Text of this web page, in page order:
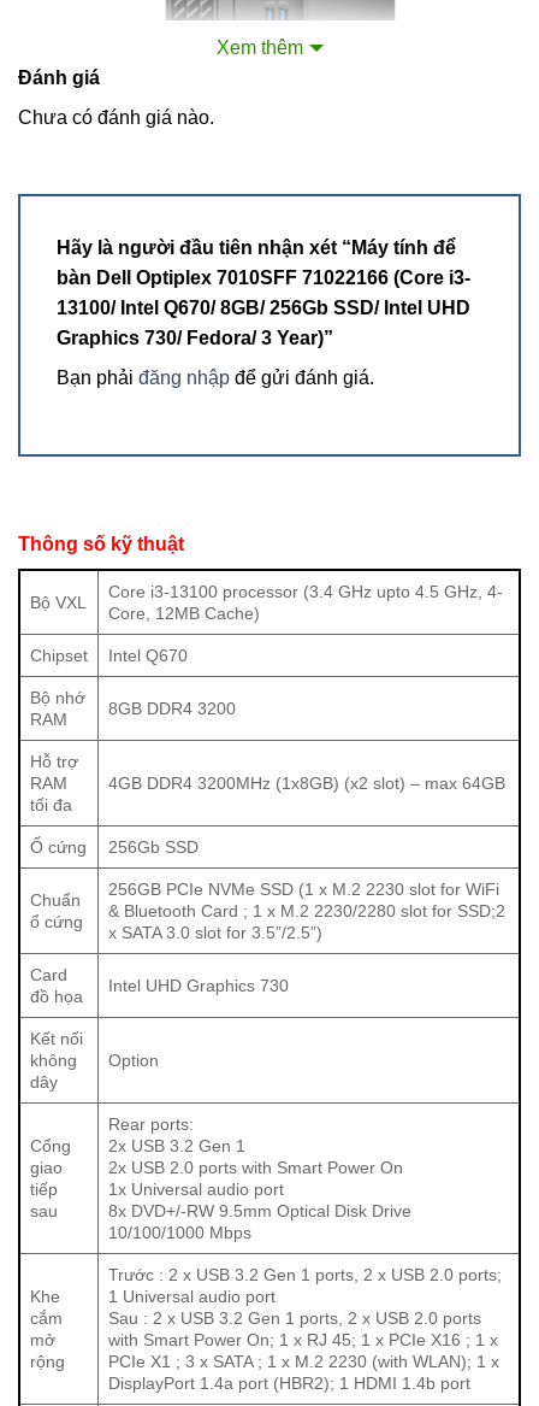
Bộ nhớ RAM và ổ cứng linh hoạt
ổ cứng SSD 256GB
không gian lưu trữ đủ cho các tệp tin và dữ liệu quan trọng
của bạn.
Tính năng đồ họa ưu việt
Máy tính Dell Optiplex 7010SFF được trang bị card đồ
họaIntel UHD Graphics 730, mang lại trải nghiệm đồ họa
mượt mà và chất lượng cao. Với hiệu năng đồ họa ưu việt,
bạn có thể làm việc với các phần mềm đồ họa, xem phim
HD và thực hiện một số tác vụ đồ họa nhẹ một cách mượt
mà.
Xem thêm
Đánh giá
Chưa có đánh giá nào.
Hãy là người đầu tiên nhận xét “Máy tính để
bàn Dell Optiplex 7010SFF 71022166 (Core i3-
13100/ Intel Q670/ 8GB/ 256Gb SSD/ Intel UHD
Graphics 730/ Fedora/ 3 Year)”
Bạn phải đăng nhập để gửi đánh giá.
Thông số kỹ thuật
Bộ VXL
Core i3-13100 processor (3.4 GHz upto 4.5 GHz, 4-
Core, 12MB Cache)
Chipset Intel Q670
Bộ nhớ
RAM
8GB DDR4 3200
Hỗ trợ
RAM
tối đa
4GB DDR4 3200MHz (1x8GB) (x2 slot) – max 64GB
Ổ cứng 256Gb SSD
Chuẩn
ổ cứng
256GB PCIe NVMe SSD (1 x M.2 2230 slot for WiFi
& Bluetooth Card ; 1 x M.2 2230/2280 slot for SSD;2
x SATA 3.0 slot for 3.5”/2.5”)
Card
đồ họa
Intel UHD Graphics 730
Kết nối
không
dây
Option
Cổng
giao
tiếp
sau
Rear ports:
2x USB 3.2 Gen 1
2x USB 2.0 ports with Smart Power On
1x Universal audio port
8x DVD+/-RW 9.5mm Optical Disk Drive
10/100/1000 Mbps
Khe
cắm
mở
rộng
Trước : 2 x USB 3.2 Gen 1 ports, 2 x USB 2.0 ports;
1 Universal audio port
Sau : 2 x USB 3.2 Gen 1 ports, 2 x USB 2.0 ports
with Smart Power On; 1 x RJ 45; 1 x PCIe X16 ; 1 x
PCIe X1 ; 3 x SATA ; 1 x M.2 2230 (with WLAN); 1 x
DisplayPort 1.4a port (HBR2); 1 HDMI 1.4b port